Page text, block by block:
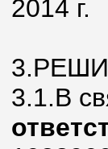
2014 г.
3.1.В